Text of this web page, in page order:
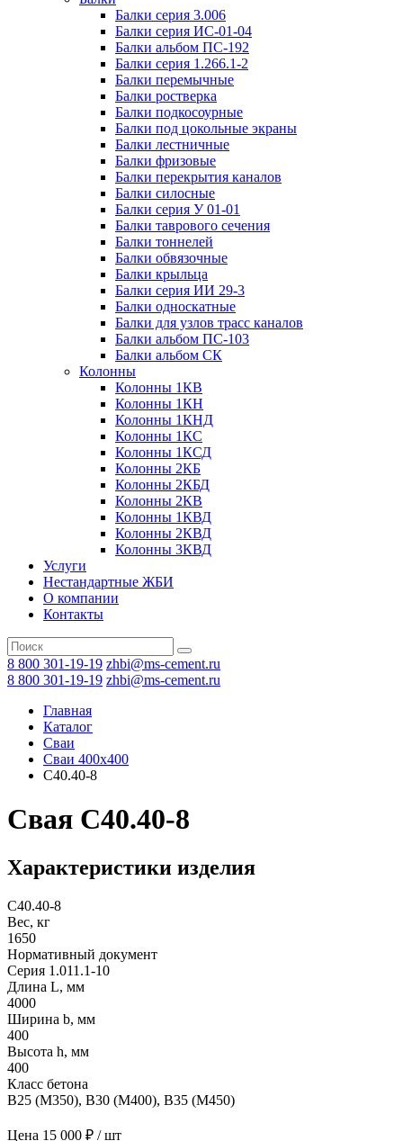
Балки серия 3.006
Балки серия ИС-01-04
Балки альбом ПС-192
Балки серия 1.266.1-2
Балки перемычные
Балки ростверка
Балки подкосоурные
Балки под цокольные экраны
Балки лестничные
Балки фризовые
Балки перекрытия каналов
Балки силосные
Балки серия У 01-01
Балки таврового сечения
Балки тоннелей
Балки обвязочные
Балки крыльца
Балки серия ИИ 29-3
Балки односкатные
Балки для узлов трасс каналов
Балки альбом ПС-103
Балки альбом СК
Колонны
Колонны 1КВ
Колонны 1КН
Колонны 1КНД
Колонны 1КС
Колонны 1КСД
Колонны 2КБ
Колонны 2КБД
Колонны 2КВ
Колонны 1КВД
Колонны 2КВД
Колонны 3КВД
Услуги
Нестандартные ЖБИ
О компании
Контакты
8 800 301-19-19 zhbi@ms-cement.ru
8 800 301-19-19 zhbi@ms-cement.ru
Главная
Каталог
Сваи
Сваи 400х400
С40.40-8
Свая С40.40-8
Характеристики изделия
С40.40-8
Вес, кг
1650
Нормативный документ
Серия 1.011.1-10
Длина L, мм
4000
Ширина b, мм
400
Высота h, мм
400
Класс бетона
В25 (М350), B30 (M400), B35 (M450)
Цена 15 000 ₽ / шт